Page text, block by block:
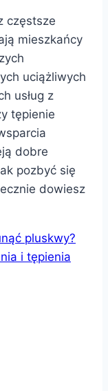
częstsze
mieszkańcy
uciążliwych
usług z
tępienie
dobre
pozbyć się
dowiesz
pluskwy?
i tępienia